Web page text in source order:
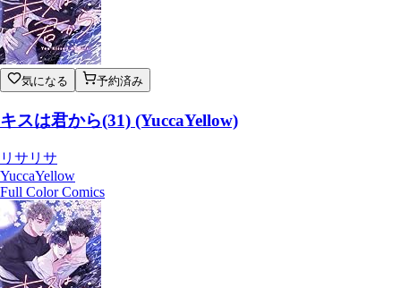
気になる 予約済み
キスは君から(31) (YuccaYellow)
リサリサ
YuccaYellow
Full Color Comics